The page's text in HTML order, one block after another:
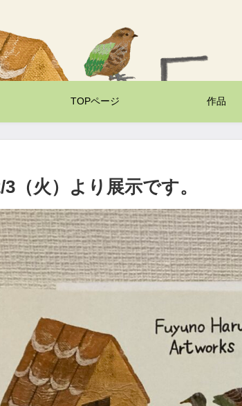
TOPページ 作品
（火）より展示です。